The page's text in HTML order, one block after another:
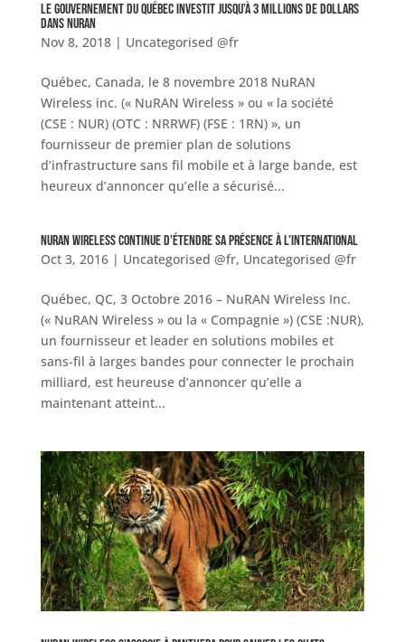
Le gouvernement du Québec investit jusqu’à 3 millions de dollars
dans NuRAN
Nov 8, 2018| Uncategorised @fr
Québec, Canada, le 8 novembre 2018 NuRAN
Wireless inc. (« NuRAN Wireless » ou « la société
(CSE : NUR) (OTC : NRRWF) (FSE : 1RN) », un
fournisseur de premier plan de solutions
d’infrastructure sans fil mobile et à large bande, est
heureux d’annoncer qu’elle a sécurisé...
NuRAN Wireless continue d’étendre sa présence à l’international
Oct 3, 2016| Uncategorised @fr, Uncategorised @fr
Québec, QC, 3 Octobre 2016 – NuRAN Wireless Inc.
(« NuRAN Wireless » ou la « Compagnie ») (CSE :NUR),
un fournisseur et leader en solutions mobiles et
sans-fil à larges bandes pour connecter le prochain
milliard, est heureuse d’annoncer qu’elle a
maintenant atteint...